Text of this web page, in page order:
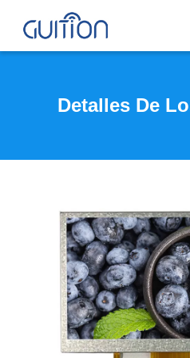
Detalles De